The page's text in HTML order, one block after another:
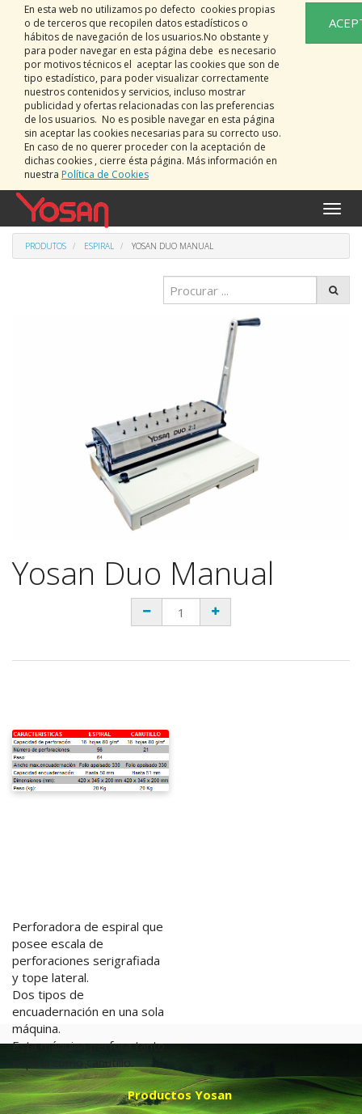
En esta web no utilizamos po defecto cookies propias
o de terceros que recopilen datos estadísticos o
hábitos de navegación de los usuarios.No obstante y
para poder navegar en esta página debe es necesario
por motivos técnicos el aceptar las cookies que son de
tipo estadístico, para poder visualizar correctamente
nuestros contenidos y servicios, incluso mostrar
publicidad y ofertas relacionadas con las preferencias
de los usuarios. No es posible navegar en esta página
sin aceptar las cookies necesarias para su correcto uso.
En caso de no querer proceder con la aceptación de
dichas cookies , cierre ésta página. Más información en
nuestra Política de Cookies
PRODUTOS ESPIRAL YOSAN DUO MANUAL
Yosan Duo Manual
Perforadora de espiral que
posee escala de
perforaciones serigrafiada
y tope lateral.
Dos tipos de
encuadernación en una sola
máquina.
Esta máquina perfora tanto
espiral como canutillo.
Productos Yosan